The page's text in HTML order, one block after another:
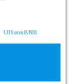
UHausENR